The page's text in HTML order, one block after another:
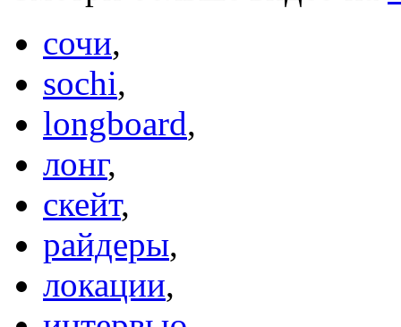
сочи,
sochi,
longboard,
лонг,
скейт,
райдеры,
локации,